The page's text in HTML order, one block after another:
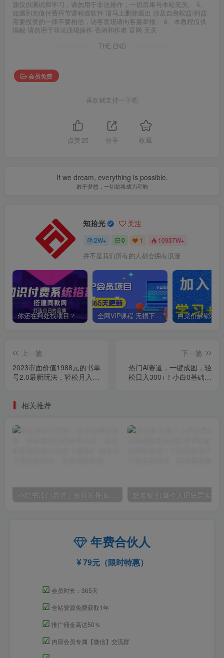
源仅供测试和学习，请勿用于非法操作，一切后果与本站无关。 5、
如遇到充值付费环节课程或软件 请马上删除退出 涉及自身权益/利益
需要投资的一律不要相信，访客发现请向客服举报。 6、本教程仅供
揭秘 请勿用于非法违规操作 否则和作者 官网 无关
THE END
会员免费
喜欢就支持一下吧
点赞 25 分享 收藏
If we dream, everything is possible.
敢于梦想，一切都将成为可能
知拾光 关注
2W+ 0 1 10937W+
并不是我们所有的人都会拥有浪漫
你还在到处找项目？还在当韭菜？我靠卖项目一个月收入5万+，曾经我也是个失败者。 全网VIP课程 无损下载~
上一篇
2023市面价值1988元的书单
号2.0最新玩法，轻松月入过
下一篇
热门Ai赛道，一键成图，轻
松日入300+！小白0基础易
相关推荐
小红书冷门赛道，教师寒暑假项目，多种连环套的变现方式，还能矩阵操作放大收益【揭秘】
年费合伙人
79元（限时特惠）
☑ 会员时长：365天
☑ 全站资源免费获取1年
☑ 推广佣金高达50％
☑ 内部会员专属【微信】交流群